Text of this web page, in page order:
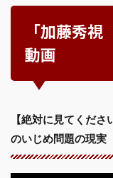
「加藤秀
動画
【絶対に見てくだ
のいじめ問題の現実